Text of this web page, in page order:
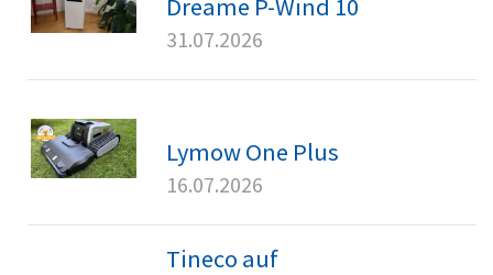
31.07.2026
Lymow One Plus
16.07.2026
Tineco auf